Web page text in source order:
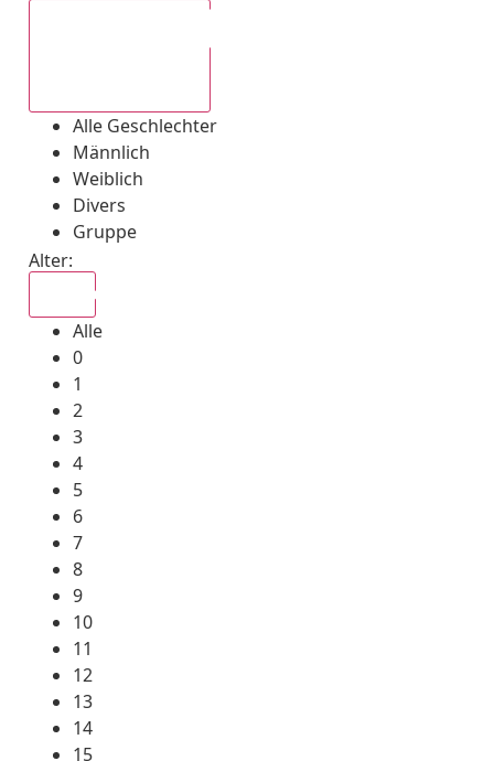
Alle Geschlechter
Männlich
Weiblich
Divers
Gruppe
Alter:
Alle
0
1
2
3
4
5
6
7
8
9
10
11
12
13
14
15